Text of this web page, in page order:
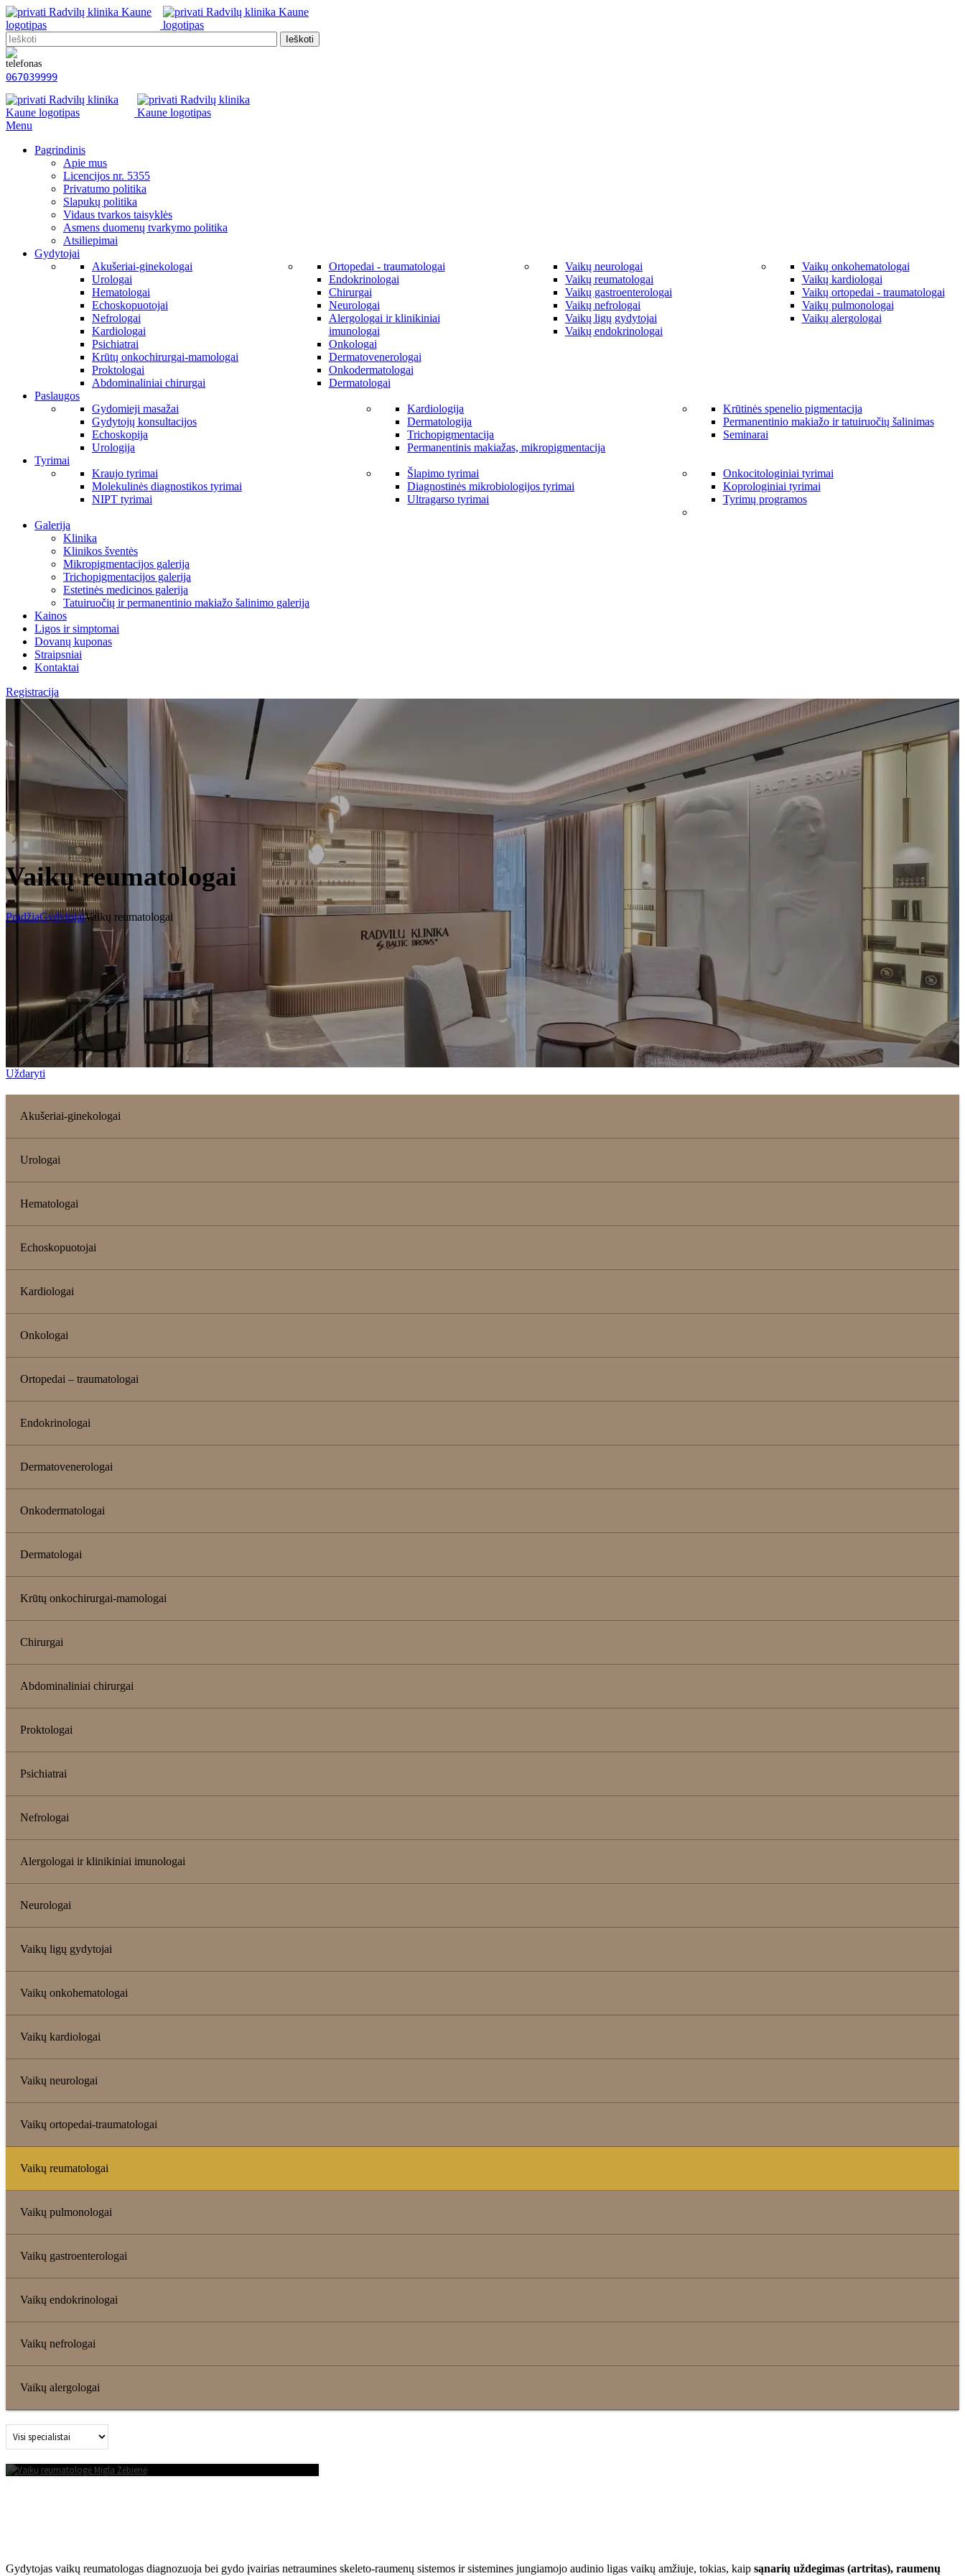
Ieškoti
067039999
Menu
Pagrindinis
Apie mus
Licencijos nr. 5355
Privatumo politika
Slapukų politika
Vidaus tvarkos taisyklės
Asmens duomenų tvarkymo politika
Atsiliepimai
Gydytojai
Akušeriai-ginekologai
Urologai
Hematologai
Echoskopuotojai
Nefrologai
Kardiologai
Psichiatrai
Krūtų onkochirurgai-mamologai
Proktologai
Abdominaliniai chirurgai
Ortopedai - traumatologai
Endokrinologai
Chirurgai
Neurologai
Alergologai ir klinikiniai
imunologai
Onkologai
Dermatovenerologai
Onkodermatologai
Dermatologai
Vaikų neurologai
Vaikų reumatologai
Vaikų gastroenterologai
Vaikų nefrologai
Vaikų ligų gydytojai
Vaikų endokrinologai
Vaikų onkohematologai
Vaikų kardiologai
Vaikų ortopedai - traumatologai
Vaikų pulmonologai
Vaikų alergologai
Paslaugos
Gydomieji masažai
Gydytojų konsultacijos
Echoskopija
Urologija
Kardiologija
Dermatologija
Trichopigmentacija
Permanentinis makiažas, mikropigmentacija
Krūtinės spenelio pigmentacija
Permanentinio makiažo ir tatuiruočių šalinimas
Seminarai
Tyrimai
Kraujo tyrimai
Molekulinės diagnostikos tyrimai
NIPT tyrimai
Šlapimo tyrimai
Diagnostinės mikrobiologijos tyrimai
Ultragarso tyrimai
Onkocitologiniai tyrimai
Koprologiniai tyrimai
Tyrimų programos
Galerija
Klinika
Klinikos šventės
Mikropigmentacijos galerija
Trichopigmentacijos galerija
Estetinės medicinos galerija
Tatuiruočių ir permanentinio makiažo šalinimo galerija
Kainos
Ligos ir simptomai
Dovanų kuponas
Straipsniai
Kontaktai
Registracija
Vaikų reumatologai
PradžiaGydytojaiVaikų reumatologai
Uždaryti
Akušeriai-ginekologai
Urologai
Hematologai
Echoskopuotojai
Kardiologai
Onkologai
Ortopedai – traumatologai
Endokrinologai
Dermatovenerologai
Onkodermatologai
Dermatologai
Krūtų onkochirurgai-mamologai
Chirurgai
Abdominaliniai chirurgai
Proktologai
Psichiatrai
Nefrologai
Alergologai ir klinikiniai imunologai
Neurologai
Vaikų ligų gydytojai
Vaikų onkohematologai
Vaikų kardiologai
Vaikų neurologai
Vaikų ortopedai-traumatologai
Vaikų reumatologai
Vaikų pulmonologai
Vaikų gastroenterologai
Vaikų endokrinologai
Vaikų nefrologai
Vaikų alergologai
VAIKŲ REUMATOLOGAS
Gydytojas vaikų reumatologas diagnozuoja bei gydo įvairias netraumines skeleto-raumenų sistemos ir sistemines jungiamojo audinio ligas vaikų amžiuje, tokias, kaip sąnarių uždegimas (artritas), raumenų